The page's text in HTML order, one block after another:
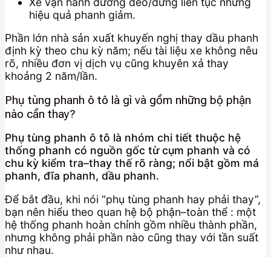
hiệu quả phanh giảm.
Phần lớn nhà sản xuất khuyến nghị thay dầu phanh
định kỳ theo chu kỳ năm; nếu tài liệu xe không nêu
rõ, nhiều đơn vị dịch vụ cũng khuyên xả thay
khoảng 2 năm/lần.
Phụ tùng phanh ô tô là gì và gồm những bộ phận
nào cần thay?
Phụ tùng phanh ô tô là nhóm chi tiết thuộc hệ
thống phanh có nguồn gốc từ cụm phanh và có
chu kỳ kiểm tra–thay thế rõ ràng; nổi bật gồm má
phanh, đĩa phanh, dầu phanh.
Để bắt đầu, khi nói “phụ tùng phanh hay phải thay”,
bạn nên hiểu theo quan hệ bộ phận–toàn thể : một
hệ thống phanh hoàn chỉnh gồm nhiều thành phần,
nhưng không phải phần nào cũng thay với tần suất
như nhau.